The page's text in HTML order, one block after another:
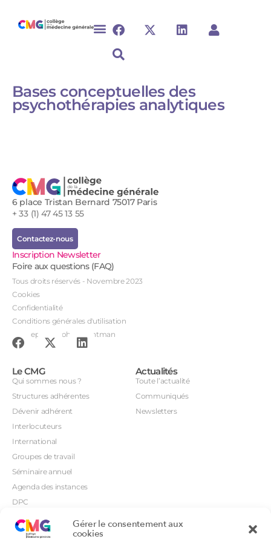
Gérer le consentement aux
cookies
Bases conceptuelles des
psychothérapies analytiques
6 place Tristan Bernard 75017 Paris
+ 33 (1) 47 45 13 55
Contactez-nous
Inscription Newsletter
Foire aux questions (FAQ)
Tous droits réservés - Novembre 2023
Cookies
Confidentialité
Conditions générales d'utilisation
Conception : John Brightman
Le CMG
Qui sommes nous ?
Structures adhérentes
Dévenir adhérent
Interlocuteurs
International
Groupes de travail
Séminaire annuel
Agenda des instances
DPC
Orientations prioritaires
Actualités
Toute l’actualité
Communiqués
Newsletters